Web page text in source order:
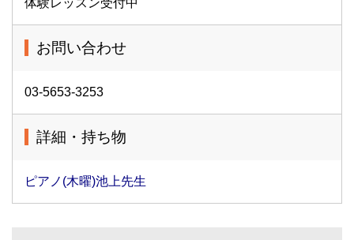
体験レッスン受付中
お問い合わせ
03-5653-3253
詳細・持ち物
ピアノ(木曜)池上先生